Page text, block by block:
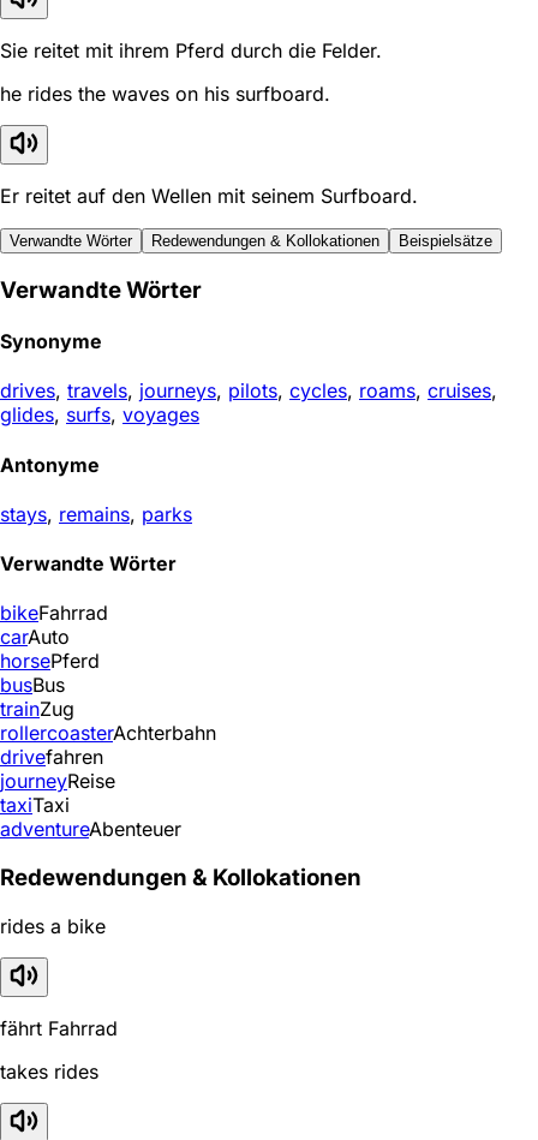
Sie reitet mit ihrem Pferd durch die Felder.
he rides the waves on his surfboard.
Er reitet auf den Wellen mit seinem Surfboard.
Verwandte Wörter Redewendungen & Kollokationen Beispielsätze
Verwandte Wörter
Synonyme
drives, travels, journeys, pilots, cycles, roams, cruises,
glides, surfs, voyages
Antonyme
stays, remains, parks
Verwandte Wörter
bikeFahrrad
carAuto
horsePferd
busBus
trainZug
rollercoasterAchterbahn
drivefahren
journeyReise
taxiTaxi
adventureAbenteuer
Redewendungen & Kollokationen
rides a bike
fährt Fahrrad
takes rides